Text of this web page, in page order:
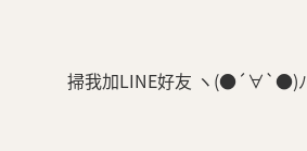
掃我加LINE好友 ヽ(●´∀`●)ﾉ